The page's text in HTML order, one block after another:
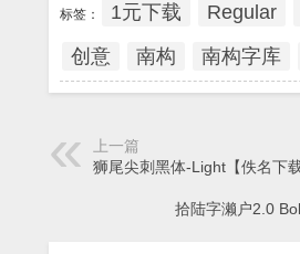
标签： 1元下载 Regular
创意
南构 南构字库
上一篇
狮尾尖刺黑体-Light【佚名下载
拾陆字濑户2.0